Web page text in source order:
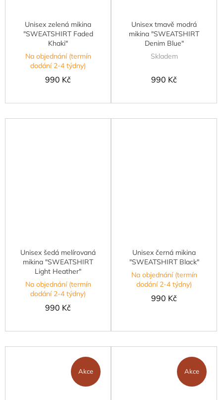
Unisex zelená mikina
"SWEATSHIRT Faded
Khaki"
Na objednání (termín
dodání 2-4 týdny)
990 Kč
Unisex tmavě modrá
mikina "SWEATSHIRT
Denim Blue"
Skladem
990 Kč
Unisex šedá melírovaná
mikina "SWEATSHIRT
Light Heather"
Na objednání (termín
dodání 2-4 týdny)
990 Kč
Unisex černá mikina
"SWEATSHIRT Black"
Na objednání (termín
dodání 2-4 týdny)
990 Kč
Akce Akce